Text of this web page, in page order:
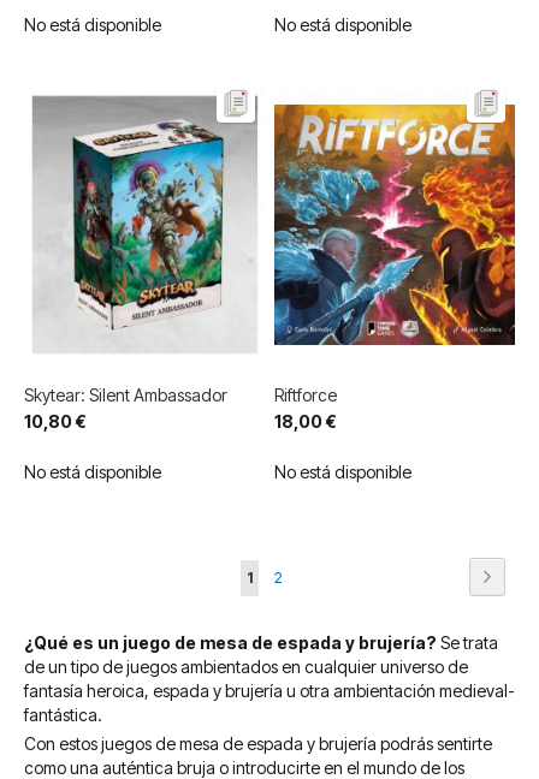
No está disponible No está disponible
Skytear: Silent Ambassador
10,80 €
No está disponible
Riftforce
18,00 €
No está disponible
Página
Actualmente
leyendo
página
1 Página
2
¿Qué es un juego de mesa de espada y brujería? Se trata
de un tipo de juegos ambientados en cualquier universo de
fantasía heroica, espada y brujería u otra ambientación medieval-
fantástica.
Con estos juegos de mesa de espada y brujería podrás sentirte
como una auténtica bruja o introducirte en el mundo de los